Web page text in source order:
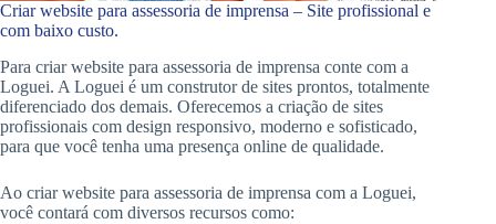
Criar website para assessoria de imprensa – Site profissional e
com baixo custo.
Para criar website para assessoria de imprensa conte com a
Loguei. A Loguei é um construtor de sites prontos, totalmente
diferenciado dos demais. Oferecemos a criação de sites
profissionais com design responsivo, moderno e sofisticado,
para que você tenha uma presença online de qualidade.
Ao criar website para assessoria de imprensa com a Loguei,
você contará com diversos recursos como: